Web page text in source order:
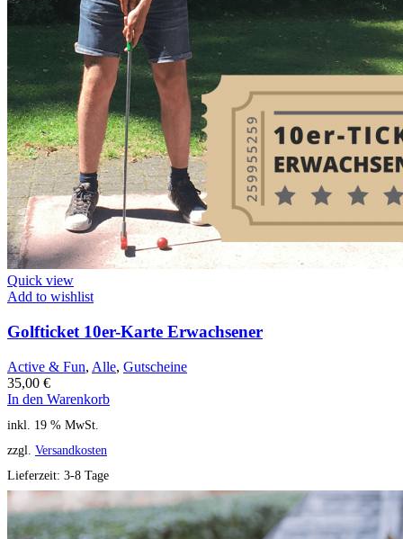
Quick view
Add to wishlist
Golfticket 10er-Karte Erwachsener
Active & Fun, Alle, Gutscheine
35,00 €
In den Warenkorb
inkl. 19 % MwSt.
zzgl. Versandkosten
Lieferzeit: 3-8 Tage